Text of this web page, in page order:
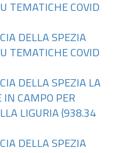
TEMATICHE COVID
DELLA SPEZIA
TEMATICHE COVID
DELLA SPEZIA LA
IN CAMPO PER
LIGURIA (938.34
DELLA SPEZIA